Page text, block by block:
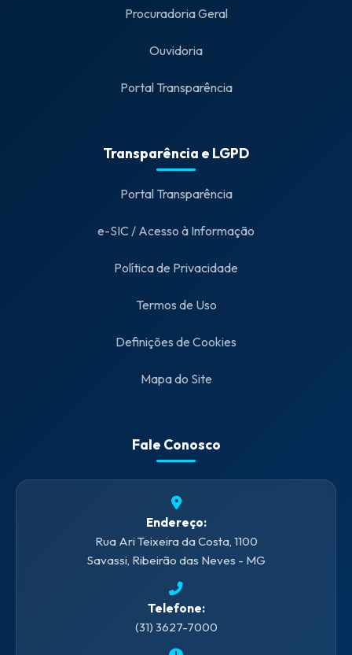
Procuradoria Geral
Ouvidoria
Portal Transparência
Transparência e LGPD
Portal Transparência
e-SIC / Acesso à Informação
Política de Privacidade
Termos de Uso
Definições de Cookies
Mapa do Site
Fale Conosco
Endereço:
Rua Ari Teixeira da Costa, 1100
Savassi, Ribeirão das Neves - MG
Telefone:
(31) 3627-7000